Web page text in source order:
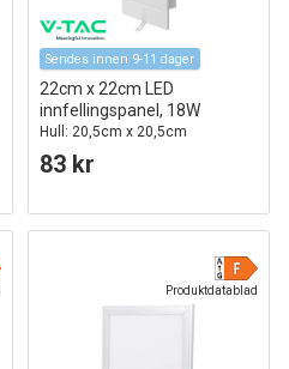
Sendes innen 9-11 dager
22cm x 22cm LED
innfellingspanel, 18W
Hull: 20,5cm x 20,5cm
83 kr
Produktdatablad